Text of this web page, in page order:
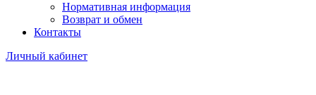
Нормативная информация
Возврат и обмен
Контакты
Личный кабинет